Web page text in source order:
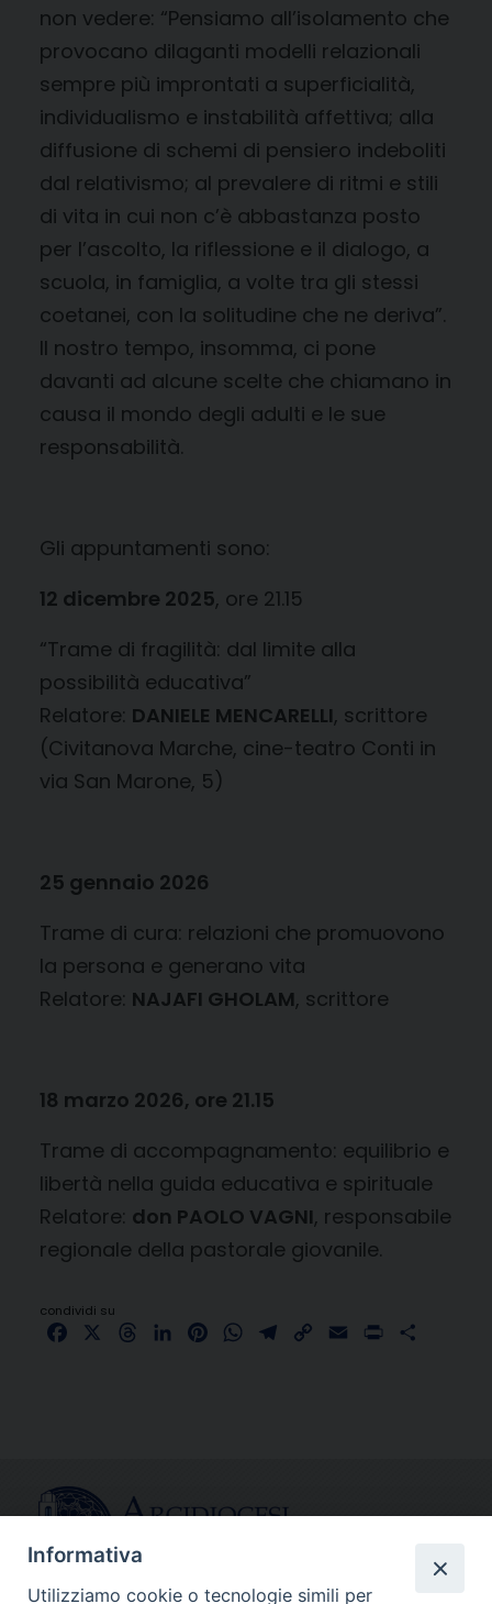
non vedere: “Pensiamo all’isolamento che
provocano dilaganti modelli relazionali
sempre più improntati a superficialità,
individualismo e instabilità affettiva; alla
diffusione di schemi di pensiero indeboliti
dal relativismo; al prevalere di ritmi e stili
di vita in cui non c’è abbastanza posto
per l’ascolto, la riflessione e il dialogo, a
scuola, in famiglia, a volte tra gli stessi
coetanei, con la solitudine che ne deriva”.
Il nostro tempo, insomma, ci pone
davanti ad alcune scelte che chiamano in
causa il mondo degli adulti e le sue
responsabilità.
Gli appuntamenti sono:
12 dicembre 2025, ore 21.15
“Trame di fragilità: dal limite alla
possibilità educativa”
Relatore: DANIELE MENCARELLI, scrittore
(Civitanova Marche, cine-teatro Conti in
via San Marone, 5)
25 gennaio 2026
Trame di cura: relazioni che promuovono
la persona e generano vita
Relatore: NAJAFI GHOLAM, scrittore
18 marzo 2026, ore 21.15
Trame di accompagnamento: equilibrio e
libertà nella guida educativa e spirituale
Relatore: don PAOLO VAGNI, responsabile
regionale della pastorale giovanile.
condividi su
FacebookThreadsLinkedInPinterestWhatsApp
Telegram
Copy Email Print
Informativa
Utilizziamo cookie o tecnologie simili per